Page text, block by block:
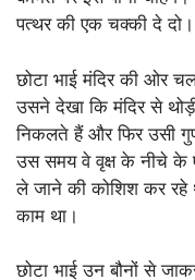
पत्थर की एक चक्की दे दो।
छोटा भाई मंदिर की ओर
उसने देखा कि मंदिर से
निकलते हैं और फिर उसी
उस समय वे वृक्ष के नीचे के
ले जाने की कोशिश कर रहे
काम था।
छोटा भाई उन बौनों से